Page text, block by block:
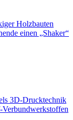
Holzbauten
einen „Shaker“
3D-Drucktechnik